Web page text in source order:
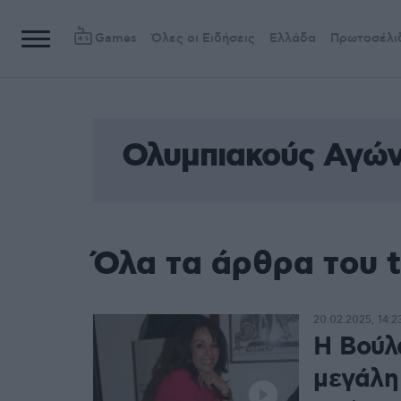
Games Όλες οι Ειδήσεις Ελλάδα
Ολυμπιακούς
Όλα τα άρθρα του
Η
20.02.2025,